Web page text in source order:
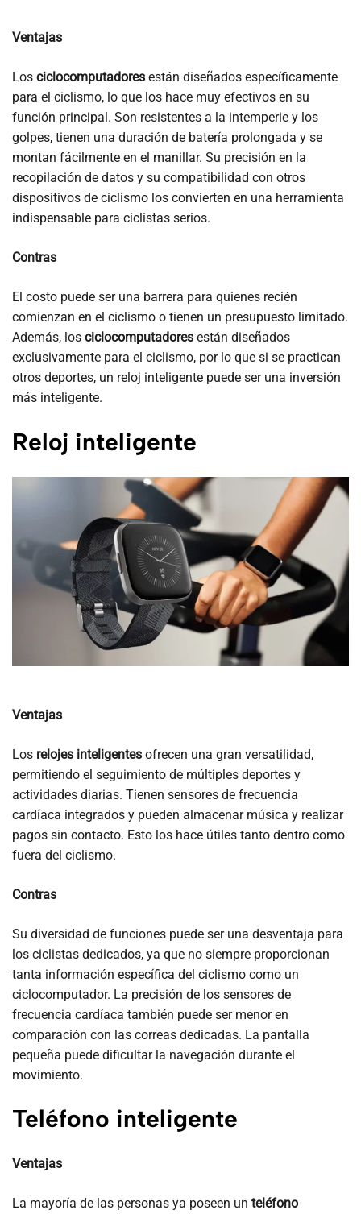
Ventajas
Los ciclocomputadores están diseñados específicamente
para el ciclismo, lo que los hace muy efectivos en su
función principal. Son resistentes a la intemperie y los
golpes, tienen una duración de batería prolongada y se
montan fácilmente en el manillar. Su precisión en la
recopilación de datos y su compatibilidad con otros
dispositivos de ciclismo los convierten en una herramienta
indispensable para ciclistas serios.
Contras
El costo puede ser una barrera para quienes recién
comienzan en el ciclismo o tienen un presupuesto limitado.
Además, los ciclocomputadores están diseñados
exclusivamente para el ciclismo, por lo que si se practican
otros deportes, un reloj inteligente puede ser una inversión
más inteligente.
Reloj inteligente
Ventajas
Los relojes inteligentes ofrecen una gran versatilidad,
permitiendo el seguimiento de múltiples deportes y
actividades diarias. Tienen sensores de frecuencia
cardíaca integrados y pueden almacenar música y realizar
pagos sin contacto. Esto los hace útiles tanto dentro como
fuera del ciclismo.
Contras
Su diversidad de funciones puede ser una desventaja para
los ciclistas dedicados, ya que no siempre proporcionan
tanta información específica del ciclismo como un
ciclocomputador. La precisión de los sensores de
frecuencia cardíaca también puede ser menor en
comparación con las correas dedicadas. La pantalla
pequeña puede dificultar la navegación durante el
movimiento.
Teléfono inteligente
Ventajas
La mayoría de las personas ya poseen un teléfono